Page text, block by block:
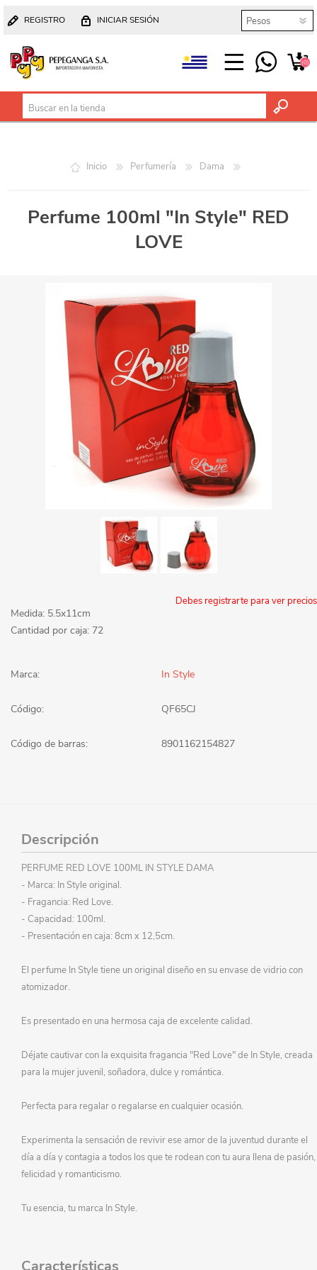
REGISTRO INICIAR SESIÓN
(0)
Inicio Perfumería Dama
Perfume 100ml "In Style" RED
LOVE
Debes registrarte para ver precios
Medida: 5.5x11cm
Cantidad por caja: 72
Marca: In Style
Código: QF65CJ
Código de barras: 8901162154827
Descripción
PERFUME RED LOVE 100ML IN STYLE DAMA
- Marca: In Style original.
- Fragancia: Red Love.
- Capacidad: 100ml.
- Presentación en caja: 8cm x 12,5cm.
El perfume In Style tiene un original diseño en su envase de vidrio con
atomizador.
Es presentado en una hermosa caja de excelente calidad.
Déjate cautivar con la exquisita fragancia "Red Love" de In Style, creada
para la mujer juvenil, soñadora, dulce y romántica.
Perfecta para regalar o regalarse en cualquier ocasión.
Experimenta la sensación de revivir ese amor de la juventud durante el
día a día y contagia a todos los que te rodean con tu aura llena de pasión,
felicidad y romanticismo.
Tu esencia, tu marca In Style.
Características